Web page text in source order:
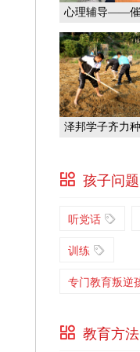
心理辅导——催
法
泽邦学子齐力种
孩子问题
听党话
训练
专门教育叛逆
教育方法